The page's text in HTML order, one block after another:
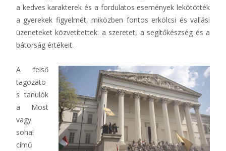
a kedves karakterek és a fordulatos események lekötötték
a gyerekek figyelmét, miközben fontos erkölcsi és vallási
üzeneteket közvetítettek: a szeretet, a segítőkészség és a
bátorság értékeit.
A felső
tagozato
s tanulók
a Most
vagy
soha!
című